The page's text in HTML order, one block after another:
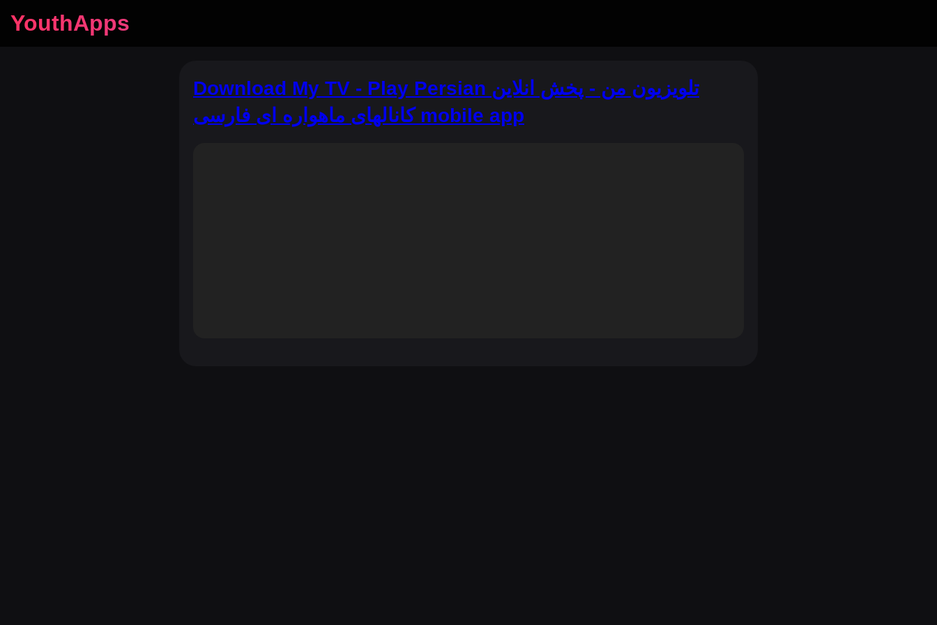
YouthApps
Download My TV - Play Persian تلویزیون من - پخش انلاین
کانالهای ماهواره ای فارسی mobile app